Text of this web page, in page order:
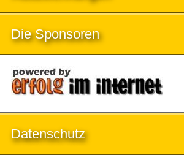
Die Sponsoren
Datenschutz